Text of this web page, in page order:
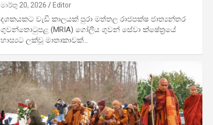
මාර්තු 20, 2026 Editor
දශකයකට වැඩි කාලයක් පුරා මත්තල රාජපක්ෂ ජාත්‍යන්තර
ගුවන්තොටුපළ (MRIA) ගෝලීය ගුවන් සේවා ක්ෂේත්‍රයේ
හාස්‍යට ලක්වූ මාතෘකාවක්…